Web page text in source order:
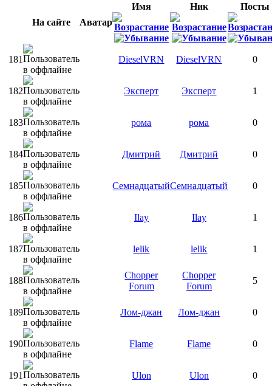
На сайте Аватар
Имя Ник Посты
181 DieselVRN DieselVRN 0
182 Эксперт Эксперт 1
183 рома рома 0
184 Дмитрий Дмитрий 0
185 СемнадцатыйСемнадцатый 0
186 Ilay Ilay 1
187 lelik lelik 1
188
Chopper
Forum
Chopper
Forum
5
189 Лом-джан Лом-джан 0
190 Flame Flame 0
191 Ulon Ulon 0